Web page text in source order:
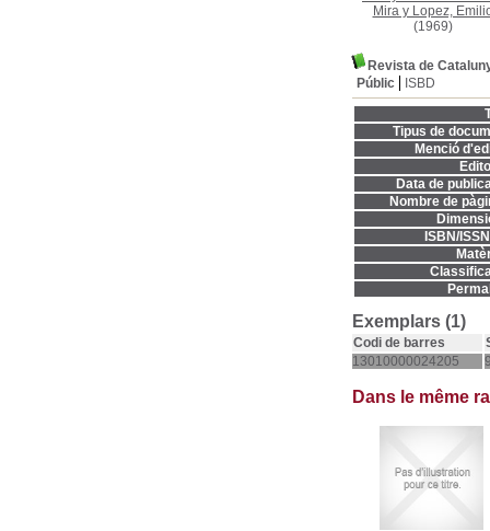
Mira y Lopez,
(1969)
Revista de
Públic
ISBD
Tipus de
Menció
Data de
Nombre de
ISBN/
Exemplars (1)
Codi de barres
13010000024205
Dans le même